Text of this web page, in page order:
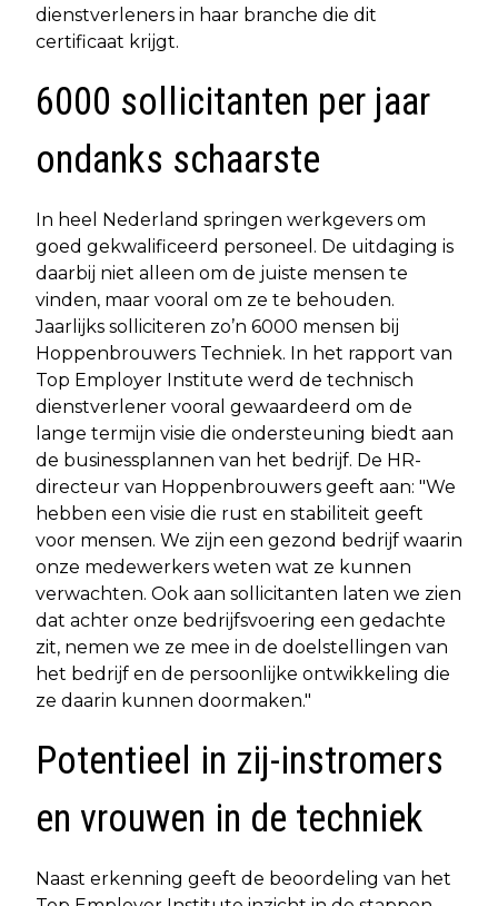
dienstverleners in haar branche die dit
certificaat krijgt.
6000 sollicitanten per jaar
ondanks schaarste
In heel Nederland springen werkgevers om
goed gekwalificeerd personeel. De uitdaging is
daarbij niet alleen om de juiste mensen te
vinden, maar vooral om ze te behouden.
Jaarlijks solliciteren zo’n 6000 mensen bij
Hoppenbrouwers Techniek. In het rapport van
Top Employer Institute werd de technisch
dienstverlener vooral gewaardeerd om de
lange termijn visie die ondersteuning biedt aan
de businessplannen van het bedrijf. De HR-
directeur van Hoppenbrouwers geeft aan: "We
hebben een visie die rust en stabiliteit geeft
voor mensen. We zijn een gezond bedrijf waarin
onze medewerkers weten wat ze kunnen
verwachten. Ook aan sollicitanten laten we zien
dat achter onze bedrijfsvoering een gedachte
zit, nemen we ze mee in de doelstellingen van
het bedrijf en de persoonlijke ontwikkeling die
ze daarin kunnen doormaken."
Potentieel in zij-instromers
en vrouwen in de techniek
Naast erkenning geeft de beoordeling van het